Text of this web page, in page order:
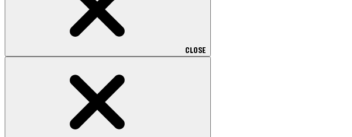
CLOSE